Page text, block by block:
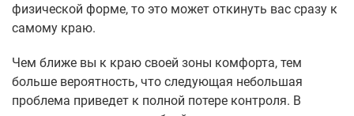
физической форме, то это может откинуть вас сразу к
самому краю.
Чем ближе вы к краю своей зоны комфорта, тем
больше вероятность, что следующая небольшая
проблема приведет к полной потере контроля. В